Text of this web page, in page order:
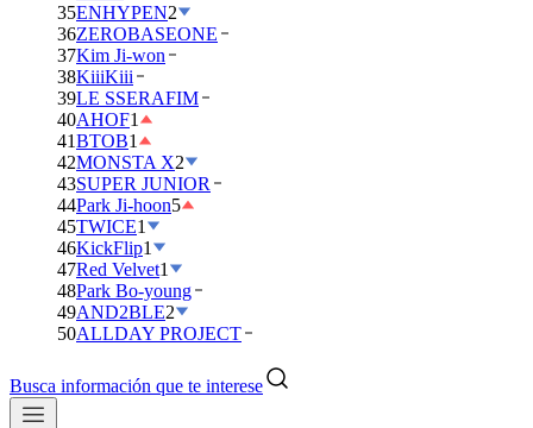
35ENHYPEN2
36ZEROBASEONE
37Kim Ji-won
38KiiiKiii
39LE SSERAFIM
40AHOF1
41BTOB1
42MONSTA X2
43SUPER JUNIOR
44Park Ji-hoon5
45TWICE1
46KickFlip1
47Red Velvet1
48Park Bo-young
49AND2BLE2
50ALLDAY PROJECT
Busca información que te interese